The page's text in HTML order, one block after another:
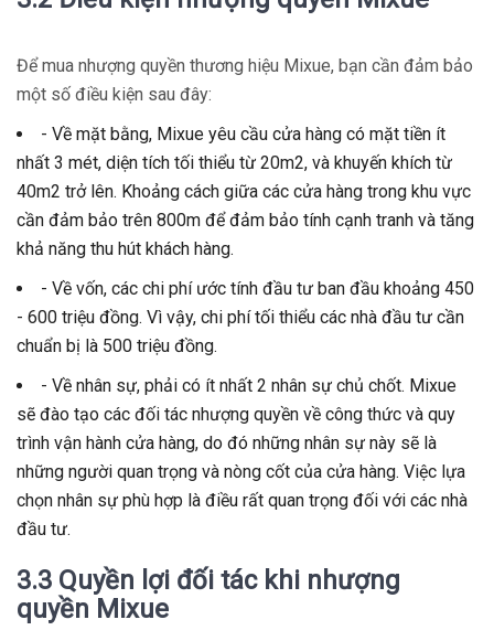
Để mua nhượng quyền thương hiệu Mixue, bạn cần đảm bảo
một số điều kiện sau đây:
- Về mặt bằng, Mixue yêu cầu cửa hàng có mặt tiền ít
nhất 3 mét, diện tích tối thiểu từ 20m2, và khuyến khích từ
40m2 trở lên. Khoảng cách giữa các cửa hàng trong khu vực
cần đảm bảo trên 800m để đảm bảo tính cạnh tranh và tăng
khả năng thu hút khách hàng.
- Về vốn, các chi phí ước tính đầu tư ban đầu khoảng 450
- 600 triệu đồng. Vì vậy, chi phí tối thiểu các nhà đầu tư cần
chuẩn bị là 500 triệu đồng.
- Về nhân sự, phải có ít nhất 2 nhân sự chủ chốt. Mixue
sẽ đào tạo các đối tác nhượng quyền về công thức và quy
trình vận hành cửa hàng, do đó những nhân sự này sẽ là
những người quan trọng và nòng cốt của cửa hàng. Việc lựa
chọn nhân sự phù hợp là điều rất quan trọng đối với các nhà
đầu tư.
3.3 Quyền lợi đối tác khi nhượng
quyền Mixue